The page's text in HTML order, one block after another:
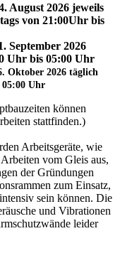
August 2026 jeweils
von 21:00Uhr bis
September 2026
Uhr bis 05:00 Uhr
Oktober 2026 täglich
Uhr
können
stattfinden.)
Arbeitsgeräte, wie
vom Gleis aus,
der Gründungen
zum Einsatz,
sein können. Die
und Vibrationen
leider